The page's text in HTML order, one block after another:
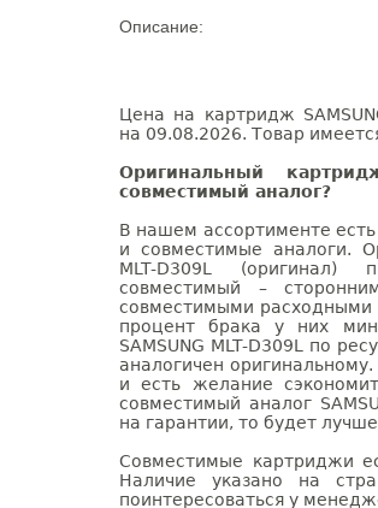
Описание:
Цена на картридж
на 09.08.2026. Товар
Оригинальный
совместимый аналог?
В нашем ассортименте
и совместимые аналоги.
MLT-D309L (оригинал)
совместимый –
совместимыми расходными
процент брака у них
SAMSUNG MLT-D309L по
аналогичен
и есть желание
совместимый аналог
на гарантии, то будет
Совместимые картриджи
Наличие указано на
поинтересоваться у